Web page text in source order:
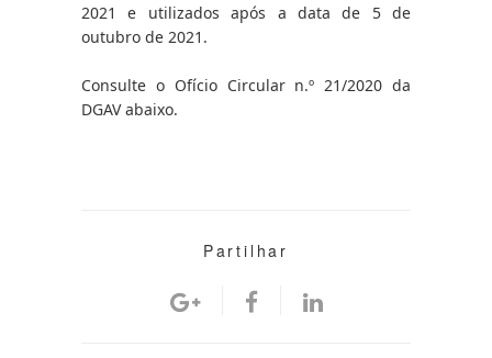
2021 e utilizados após a data de 5 de
outubro de 2021.
Consulte o Ofício Circular n.º 21/2020 da
DGAV abaixo.
Partilhar